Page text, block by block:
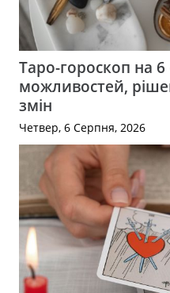
Таро-гороскоп на
можливостей,
змін
Четвер, 6 Серпня, 2026